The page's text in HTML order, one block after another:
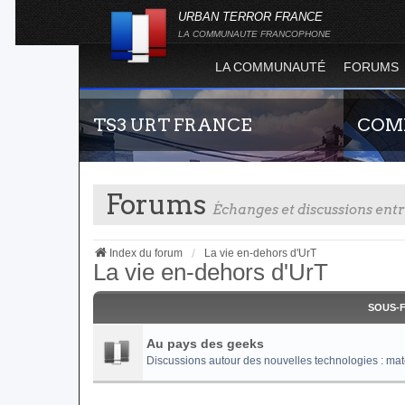
URBAN TERROR FRANCE
LA COMMUNAUTE FRANCOPHONE
LA COMMUNAUTÉ FORUMS
TS3 URT FRANCE
communauté ? Alors venez vous connecter,
vous vous sentirez moins seul !
Guide
site
serveurs
Forums Échanges et discussions
Index du forum La vie en-dehors d'UrT
La vie en-dehors d'UrT
SOUS-
Au pays des geeks
Discussions autour des nouvelles technologies :